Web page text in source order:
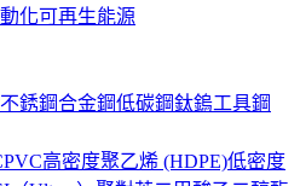
化可再生能源
不銹鋼合金鋼低碳鋼鈦鎢工具鋼
高密度聚乙烯 (HDPE)低密度